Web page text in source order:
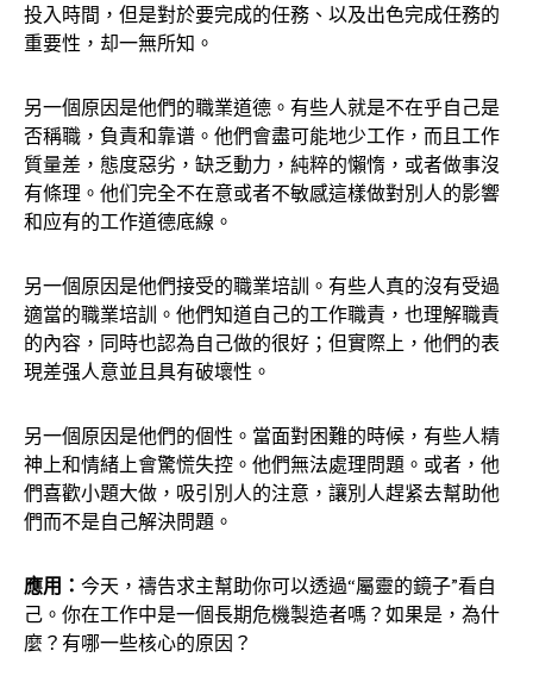
投入時間，但是對於要完成的任務、以及出色完成任務的
重要性，却一無所知。
另一個原因是他們的職業道德。有些人就是不在乎自己是
否稱職，負責和靠谱。他們會盡可能地少工作，而且工作
質量差，態度惡劣，缺乏動力，純粹的懶惰，或者做事沒
有條理。他们完全不在意或者不敏感這樣做對別人的影響
和应有的工作道德底線。
另一個原因是他們接受的職業培訓。有些人真的沒有受過
適當的職業培訓。他們知道自己的工作職責，也理解職責
的內容，同時也認為自己做的很好；但實際上，他們的表
現差强人意並且具有破壞性。
另一個原因是他們的個性。當面對困難的時候，有些人精
神上和情緒上會驚慌失控。他們無法處理問題。或者，他
們喜歡小題大做，吸引別人的注意，讓別人趕紧去幫助他
們而不是自己解決問題。
應用： 今天，禱告求主幫助你可以透過“屬靈的鏡子”看自
己。你在工作中是一個長期危機製造者嗎？如果是，為什
麼？有哪一些核心的原因？